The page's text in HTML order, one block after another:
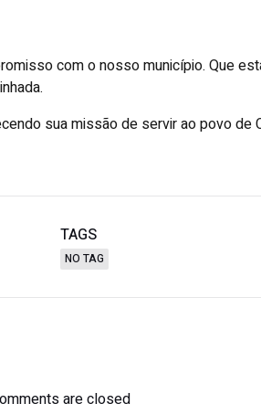
com o nosso município. Que
sua missão de servir ao povo de
TAGS
NO TAG
are closed